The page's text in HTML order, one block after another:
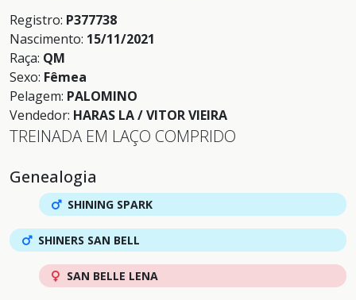
Registro: P377738
Nascimento: 15/11/2021
Raça: QM
Sexo: Fêmea
Pelagem: PALOMINO
Vendedor: HARAS LA / VITOR VIEIRA
TREINADA EM LAÇO COMPRIDO
Genealogia
SHINING SPARK
SHINERS SAN BELL
SAN BELLE LENA